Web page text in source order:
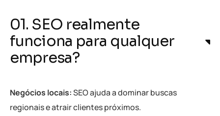
01. SEO realmente
funciona para qualquer
empresa?
Negócios locais:SEO ajuda a dominar buscas
regionais e atrair clientes próximos.